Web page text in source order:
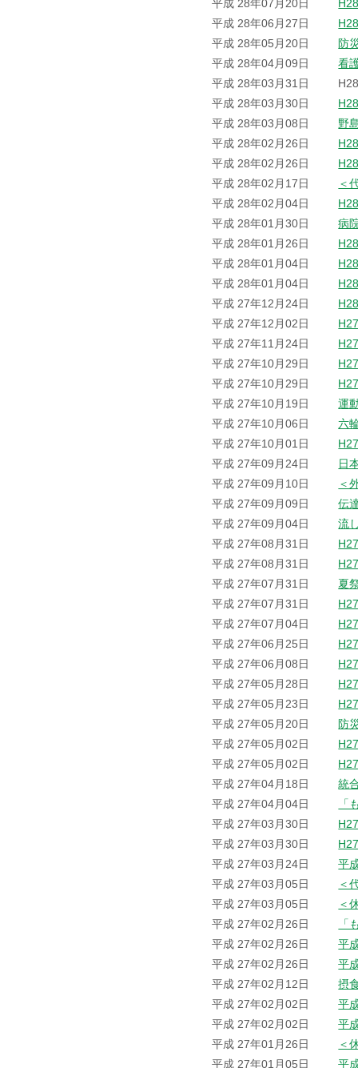
平成 28年07月20日
平成 28年06月27日
平成 28年05月20日
防
平成 28年04月09日
看
平成 28年03月31日
平成 28年03月30日
平成 28年03月08日
野
平成 28年02月26日
平成 28年02月26日
平成 28年02月17日
＜
平成 28年02月04日
平成 28年01月30日
病
平成 28年01月26日
平成 28年01月04日
平成 28年01月04日
平成 27年12月24日
平成 27年12月02日
平成 27年11月24日
平成 27年10月29日
平成 27年10月29日
平成 27年10月19日
運
平成 27年10月06日
六
平成 27年10月01日
平成 27年09月24日
日
平成 27年09月10日
＜
平成 27年09月09日
伝
平成 27年09月04日
流
平成 27年08月31日
平成 27年08月31日
平成 27年07月31日
夏
平成 27年07月31日
平成 27年07月04日
平成 27年06月25日
平成 27年06月08日
平成 27年05月28日
平成 27年05月23日
平成 27年05月20日
防
平成 27年05月02日
平成 27年05月02日
平成 27年04月18日
統
平成 27年04月04日
「
平成 27年03月30日
平成 27年03月30日
平成 27年03月24日
平
平成 27年03月05日
＜
平成 27年03月05日
＜
平成 27年02月26日
「
平成 27年02月26日
平
平成 27年02月26日
平
平成 27年02月12日
摂
平成 27年02月02日
平
平成 27年02月02日
平
平成 27年01月26日
＜
平成 27年01月05日
平